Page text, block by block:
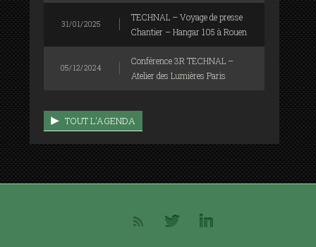
31/01/2025
TECHNAL – Voyage de presse
Chantier – Hangar 105 à Rouen
05/12/2024
Conférence 3R TECHNAL –
Atelier des Lumières Paris
TOUT L'AGENDA